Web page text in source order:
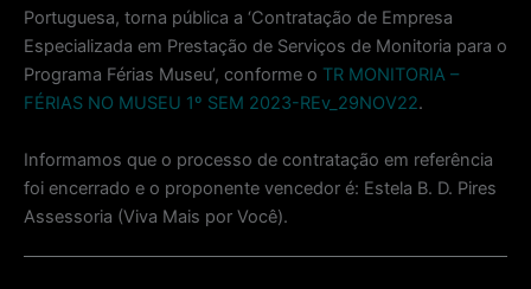
Portuguesa, torna pública a ‘Contratação de Empresa
Especializada em Prestação de Serviços de Monitoria para o
Programa Férias Museu’, conforme o TR MONITORIA –
FÉRIAS NO MUSEU 1º SEM 2023-REv_29NOV22.
Informamos que o processo de contratação em referência
foi encerrado e o proponente vencedor é: Estela B. D. Pires
Assessoria (Viva Mais por Você).